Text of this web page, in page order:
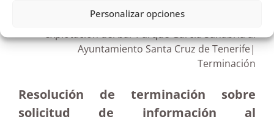
Personalizar opciones
Petición de información sobre concesión de
explotación del bar Parque García Sanabria al
Ayuntamiento Santa Cruz de Tenerife|
Terminación
Resolución de terminación sobre
solicitud de información al